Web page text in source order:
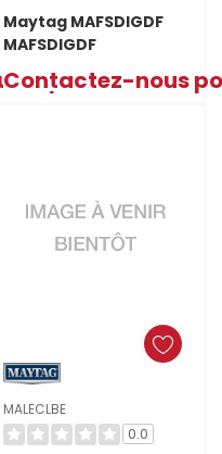
le prix
Maytag MAFSDIGDF
MAFSDIGDF
Contactez-nous
MALECLBE
0.0